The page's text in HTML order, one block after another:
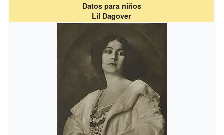
Datos para niños
Lil Dagover